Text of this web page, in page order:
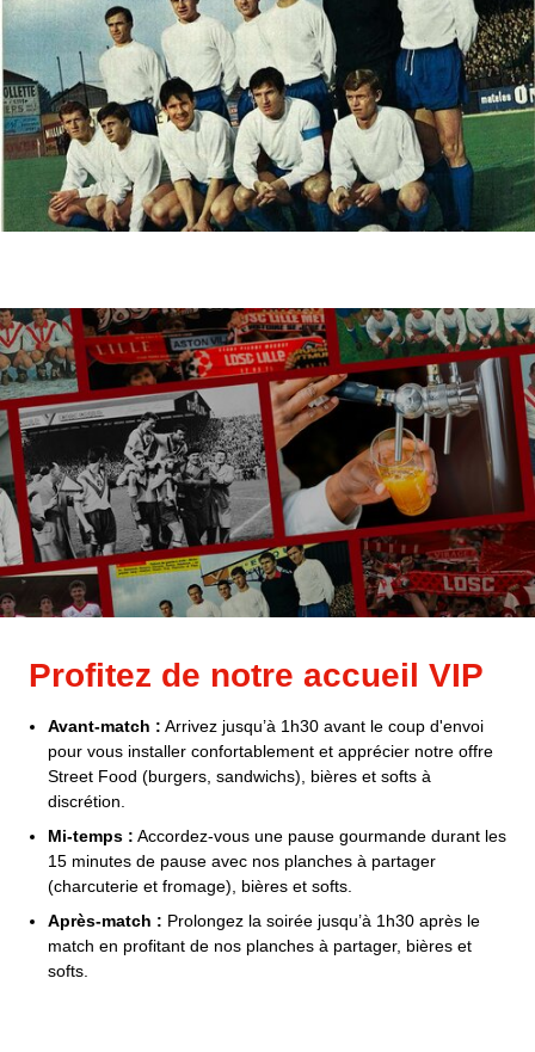
Profitez de notre accueil VIP
Avant-match : Arrivez jusqu’à 1h30 avant le coup d'envoi
pour vous installer confortablement et apprécier notre offre
Street Food (burgers, sandwichs), bières et softs à
discrétion.
Mi-temps : Accordez-vous une pause gourmande durant les
15 minutes de pause avec nos planches à partager
(charcuterie et fromage), bières et softs.
Après-match : Prolongez la soirée jusqu’à 1h30 après le
match en profitant de nos planches à partager, bières et
softs.